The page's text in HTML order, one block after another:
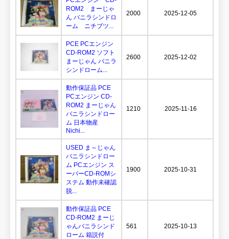
ROM2 まーじゃ
ん バニラシンドロ
ーム ニチブツ...
2000 2025-12-05
PCE PCエンジン
CD-ROM2 ソフト
まーじゃん バニラ
シンドローム...
2600 2025-12-02
動作保証品 PCE
PCエンジン CD-
ROM2 まーじゃん
バニラシンドロー
ム 日本物産
Nichi...
1210 2025-11-16
USED ま～じゃん
バニラシンドロー
ム PCエンジン ス
ーパーCD-ROMシ
ステム 動作未確認
脱...
1900 2025-10-31
動作保証品 PCE
CD-ROM2 まーじ
ゃんバニラシンド
ローム 箱説付
561 2025-10-13